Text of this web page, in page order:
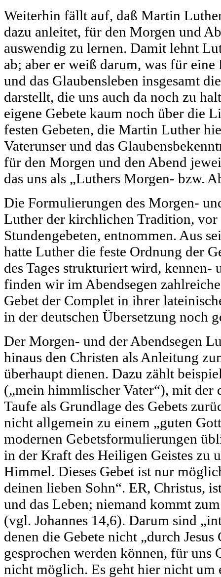
Weiterhin fällt auf, daß Martin
dazu anleitet, für den Morgen und
auswendig zu lernen. Damit lehnt
ab; aber er weiß darum, was für
und das Glaubensleben insgesamt
darstellt, die uns auch da noch zu
eigene Gebete kaum noch über die
festen Gebeten, die Martin Luther
Vaterunser und das
für den Morgen und den Abend
das uns als „Luthers Morgen- bzw.
Die Formulierungen des Morgen-
Luther der kirchlichen Tradition, vor
Stundengebeten, entnommen. Aus
hatte Luther die feste Ordnung der
des Tages strukturiert wird, kennen-
finden wir im Abendsegen
Gebet der Complet in ihrer
in der deutschen Übersetzung noch
Der Morgen- und der Abendsegen
hinaus den Christen als Anleitung
überhaupt dienen. Dazu zählt
(„mein himmlischer Vater“), mit der
Taufe als Grundlage des Gebets
nicht allgemein zu einem „guten
modernen Gebetsformulierungen
in der Kraft des Heiligen Geistes zu
Himmel. Dieses Gebet ist nur
deinen lieben Sohn“. ER, Christus,
und das Leben; niemand kommt
(vgl. Johannes 14,6). Darum sind
denen die Gebete nicht „durch
gesprochen werden können, für uns
nicht möglich. Es geht hier nicht um